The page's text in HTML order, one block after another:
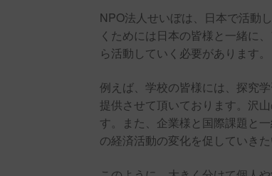
NPO法人せいぼは、日本で活動
くためには日本の皆様と一緒に
ら活動していく必要があります。
例えば、学校の皆様には、探究
提供させて頂いております。沢
す。また、企業様と国際課題と
の経済活動の変化を促していきた